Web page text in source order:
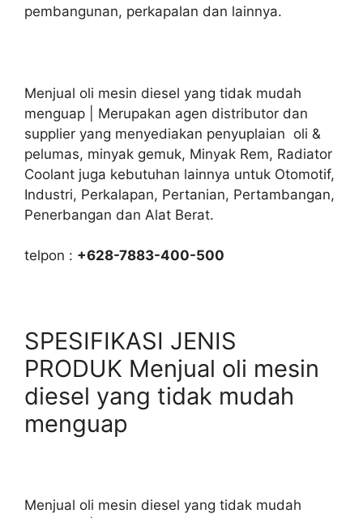
pembangunan, perkapalan dan lainnya.
Menjual oli mesin diesel yang tidak mudah
menguap | Merupakan agen distributor dan
supplier yang menyediakan penyuplaian oli &
pelumas, minyak gemuk, Minyak Rem, Radiator
Coolant juga kebutuhan lainnya untuk Otomotif,
Industri, Perkalapan, Pertanian, Pertambangan,
Penerbangan dan Alat Berat.
telpon : +628-7883-400-500
SPESIFIKASI JENIS
PRODUK Menjual oli mesin
diesel yang tidak mudah
menguap
Menjual oli mesin diesel yang tidak mudah